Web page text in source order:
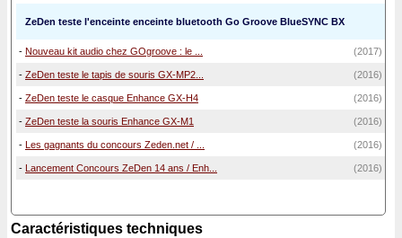
ZeDen teste l'enceinte enceinte bluetooth Go Groove BlueSYNC BX
- Nouveau kit audio chez GOgroove : le ... (2017)
- ZeDen teste le tapis de souris GX-MP2... (2016)
- ZeDen teste le casque Enhance GX-H4 (2016)
- ZeDen teste la souris Enhance GX-M1 (2016)
- Les gagnants du concours Zeden.net / ... (2016)
- Lancement Concours ZeDen 14 ans / Enh... (2016)
Caractéristiques techniques